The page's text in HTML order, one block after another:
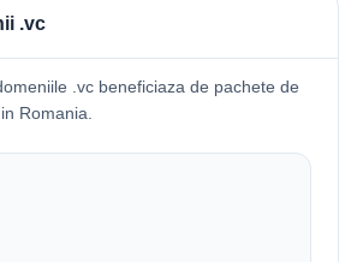
.vc
.vc beneficiaza de pachete de
Romania.